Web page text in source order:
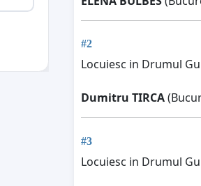
#2
Locuiesc in Drumul
Dumitru TIRCA
#3
Locuiesc in Drumul